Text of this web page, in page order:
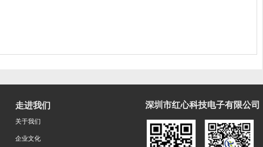
走进我们
关于我们
企业文化
深圳市红心科技电子有限公司